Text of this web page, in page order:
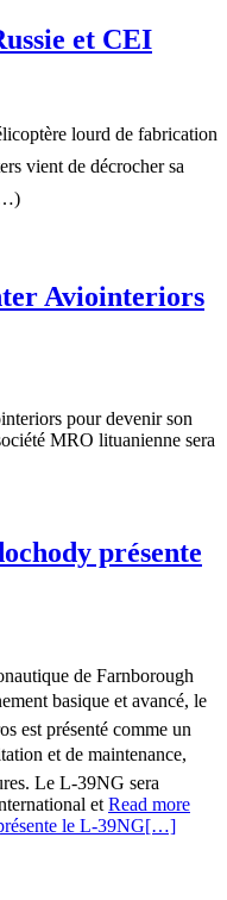
et CEI
lourd de fabrication
vient de décrocher sa
Aviointeriors
pour devenir son
MRO lituanienne sera
présente
de Farnborough
basique et avancé, le
est présenté comme un
et de maintenance,
Le L-39NG sera
et Read more
le L-39NG[…]